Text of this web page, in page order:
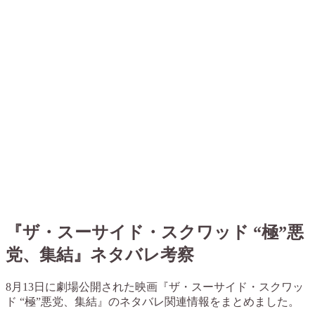
『ザ・スーサイド・スクワッド “極”悪
党、集結』ネタバレ考察
8月13日に劇場公開された映画『ザ・スーサイド・スクワッ
ド “極”悪党、集結』のネタバレ関連情報をまとめました。